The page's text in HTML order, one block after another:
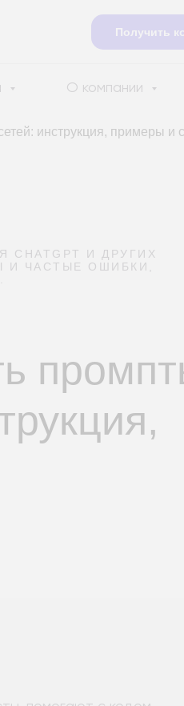
Получить
О компании
инструкция, примеры и
И ДРУГИХ
И ЧАСТЫЕ ОШИБКИ,